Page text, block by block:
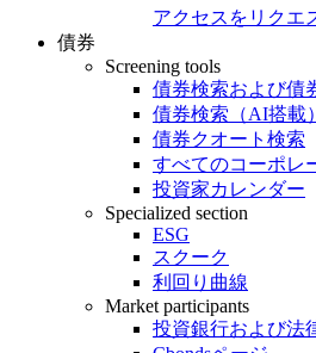
アクセスをリクエ
債券
Screening tools
債券検索および債
債券検索（AI搭載）
債券クオート検索
すべてのコーポレ
投資家カレンダー
Specialized section
ESG
スクーク
利回り曲線
Market participants
投資銀行および法